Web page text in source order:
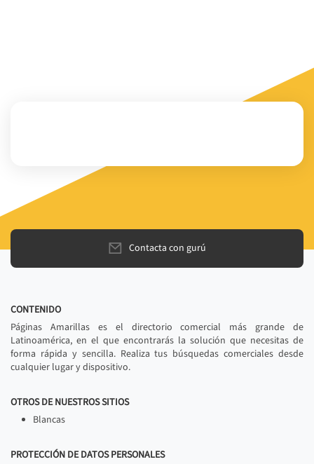
Contacta con gurú
CONTENIDO
Páginas Amarillas es el directorio comercial más grande de
Latinoamérica, en el que encontrarás la solución que necesitas de
forma rápida y sencilla. Realiza tus búsquedas comerciales desde
cualquier lugar y dispositivo.
OTROS DE NUESTROS SITIOS
Blancas
PROTECCIÓN DE DATOS PERSONALES